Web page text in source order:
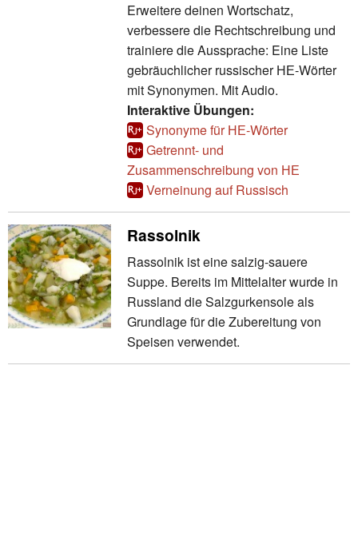
Erweitere deinen Wortschatz,
verbessere die Rechtschreibung und
trainiere die Aussprache: Eine Liste
gebräuchlicher russischer НЕ-Wörter
mit Synonymen. Mit Audio.
Interaktive Übungen:
Synonyme für НЕ-Wörter
Getrennt- und
Zusammenschreibung von НЕ
Verneinung auf Russisch
Rassolnik
Rassolnik ist eine salzig-sauere
Suppe. Bereits im Mittelalter wurde in
Russland die Salzgurkensole als
Grundlage für die Zubereitung von
Speisen verwendet.